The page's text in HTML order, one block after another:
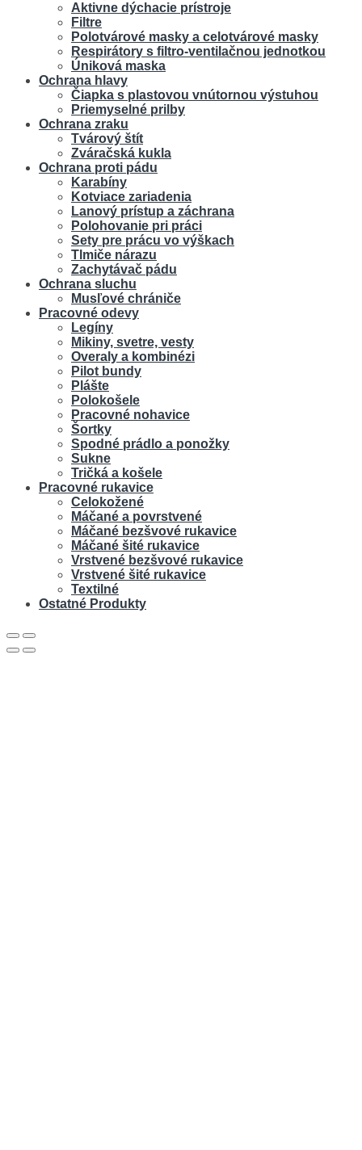
Aktivne dýchacie prístroje
Filtre
Polotvárové masky a celotvárové masky
Respirátory s filtro-ventilačnou jednotkou
Úniková maska
Ochrana hlavy
Čiapka s plastovou vnútornou výstuhou
Priemyselné prilby
Ochrana zraku
Tvárový štít
Zváračská kukla
Ochrana proti pádu
Karabíny
Kotviace zariadenia
Lanový prístup a záchrana
Polohovanie pri práci
Sety pre prácu vo výškach
Tlmiče nárazu
Zachytávač pádu
Ochrana sluchu
Musľové chrániče
Pracovné odevy
Legíny
Mikiny, svetre, vesty
Overaly a kombinézi
Pilot bundy
Plášte
Polokošele
Pracovné nohavice
Šortky
Spodné prádlo a ponožky
Sukne
Tričká a košele
Pracovné rukavice
Celokožené
Máčané a povrstvené
Máčané bezšvové rukavice
Máčané šité rukavice
Vrstvené bezšvové rukavice
Vrstvené šité rukavice
Textilné
Ostatné Produkty